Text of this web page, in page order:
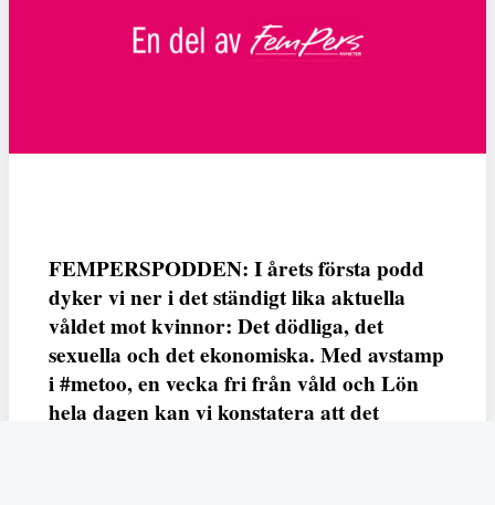
FEMPERSPODDEN: I årets första podd
dyker vi ner i det ständigt lika aktuella
våldet mot kvinnor: Det dödliga, det
sexuella och det ekonomiska. Med avstamp
i #metoo, en vecka fri från våld och Lön
hela dagen kan vi konstatera att det